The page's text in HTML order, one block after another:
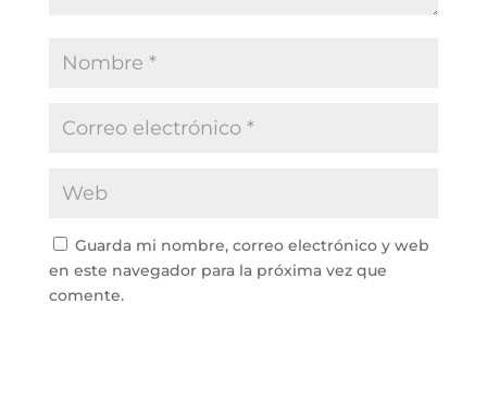
Guarda mi nombre, correo electrónico y web
en este navegador para la próxima vez que
comente.